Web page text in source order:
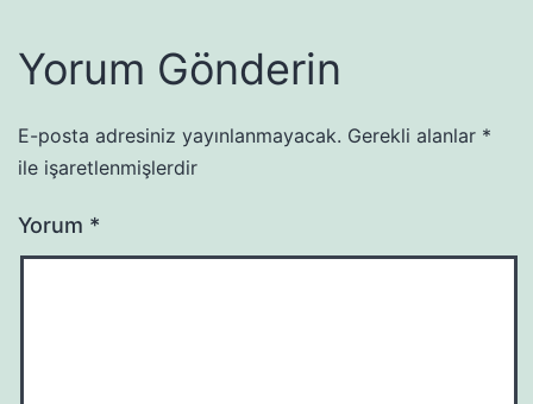
Yorum Gönderin
E-posta adresiniz yayınlanmayacak. Gerekli alanlar *
ile işaretlenmişlerdir
Yorum *